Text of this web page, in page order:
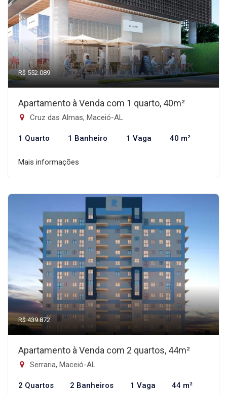
R$ 552.089
Apartamento à Venda com 1 quarto, 40m²
Cruz das Almas, Maceió-AL
1 Quarto 1 Banheiro 1 Vaga 40 m²
Mais informações
R$ 439.872
Apartamento à Venda com 2 quartos, 44m²
Serraria, Maceió-AL
2 Quartos 2 Banheiros 1 Vaga 44 m²